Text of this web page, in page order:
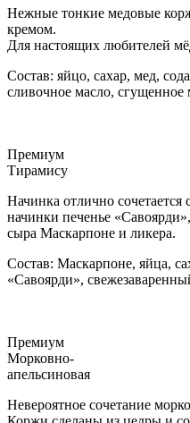
Нежные тонкие медовые
кремом.
Для настоящих любителей
Состав: яйцо, сахар, мед,
сливочное масло, сгущенное
Премиум
Тирамису
Начинка отлично
начинки печенье
сыра Маскарпоне и ликера.
Состав: Маскарпоне, яйца,
«Савоярди»,
Премиум
Морковно-
апельсиновая
Невероятное сочетание